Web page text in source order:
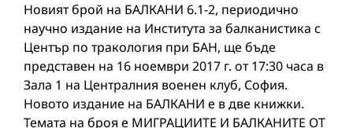
Новият брой на БАЛКАНИ 6.1-2, периодично
научно издание на Института за балканистика с
Център по тракология при БАН, ще бъде
представен на 16 ноември 2017 г. от 17:30 часа в
Зала 1 на Централния военен клуб, София.
Новото издание на БАЛКАНИ е в две книжки.
Темата на броя е МИГРАЦИИТЕ И БАЛКАНИТЕ ОТ